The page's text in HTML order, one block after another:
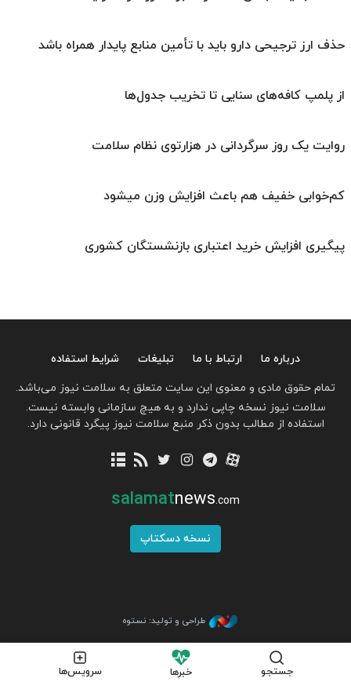
حذف ارز ترجیحی دارو باید با تأمین منابع پایدار همراه باشد
از پلمپ کافه‌های سنایی تا تخریب جدول‌ها
روایت یک روز سرگردانی در هزارتوی نظام سلامت
کم‌خوابی خفیف هم باعث افزایش وزن میشود
پیگیری افزایش خرید اعتباری بازنشستگان کشوری
جستجو خبرها سرویس‌ها
درباره ما ارتباط با ما تبلیغات
شرایط استفاده
تمام حقوق مادی و معنوی این سایت متعلق به سلامت نیوز می‌باشد.
سلامت نیوز نسخه چاپی ندارد و به هیچ سازمانی وابسته نیست.
استفاده از مطالب بدون ذکر منبع سلامت نیوز پیگرد قانونی دارد.
salamatnews.com
نسخه دسکتاپ
طراحی و تولید: نستوه